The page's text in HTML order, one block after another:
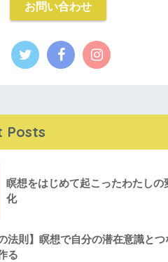
お問い合わせ
Posts
瞑想をはじめて起こったわたしの
化
法則】瞑想で自分の潜在意識とつ
る